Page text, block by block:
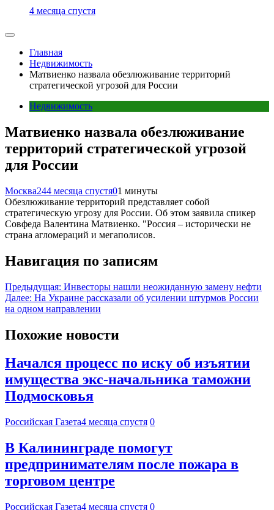
4 месяца спустя
Главная
Недвижимость
Матвиенко назвала обезлюживание территорий
стратегической угрозой для России
Недвижимость
Матвиенко назвала обезлюживание
территорий стратегической угрозой
для России
Москва244 месяца спустя01 минуты
Обезлюживание территорий представляет собой
стратегическую угрозу для России. Об этом заявила спикер
Совфеда Валентина Матвиенко. "Россия – исторически не
страна агломераций и мегаполисов.
Навигация по записям
Предыдущая: Инвесторы нашли неожиданную замену нефти
Далее: На Украине рассказали об усилении штурмов России
на одном направлении
Похожие новости
Начался процесс по иску об изъятии
имущества экс-начальника таможни
Подмосковья
Российская Газета4 месяца спустя 0
В Калининграде помогут
предпринимателям после пожара в
торговом центре
Российская Газета4 месяца спустя 0